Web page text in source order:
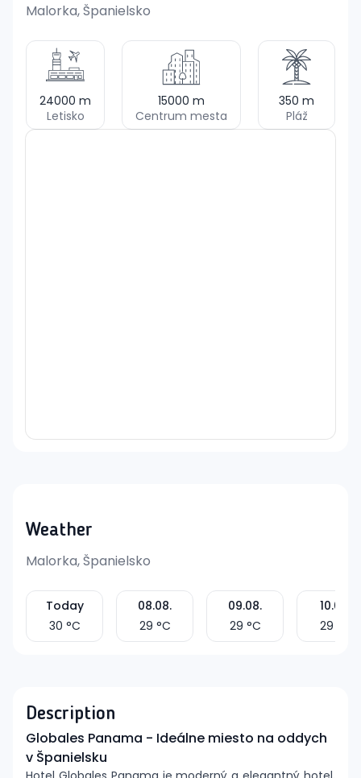
Malorka, Španielsko
24000 m
Letisko
15000 m
Centrum mesta
350 m
Pláž
Weather
Malorka, Španielsko
Today
30 °C
08.08.
29 °C
09.08.
29 °C
10.08.
29
Description
Globales Panama - Ideálne miesto na oddych
v Španielsku